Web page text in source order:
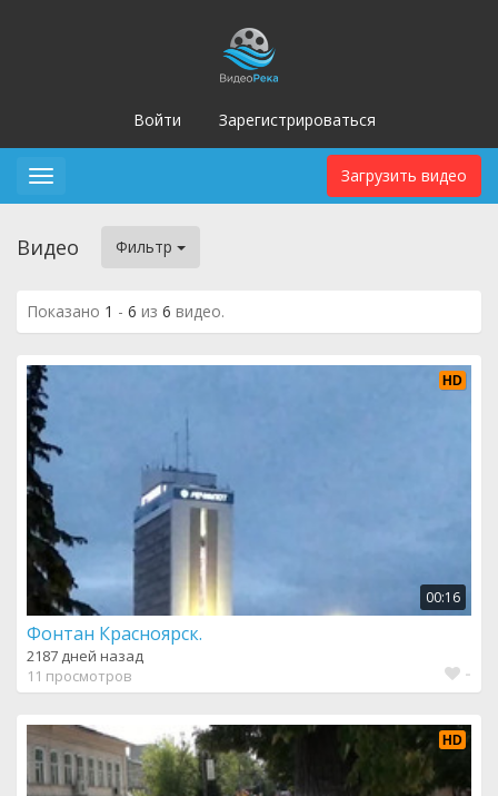
Войти Зарегистрироваться
Загрузить видео
Toggle
Видео Фильтр
Показано 1 - 6 из 6 видео.
HD
00:16
Фонтан Красноярск.
2187 дней назад
11 просмотров
-
HD